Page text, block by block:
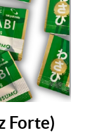
Forte)